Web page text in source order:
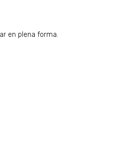
en plena forma.